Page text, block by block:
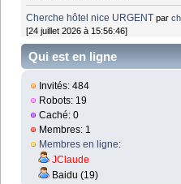
Cherche hôtel nice URGENT par
[24 juillet 2026 à 15:56:46]
Qui est en ligne
Invités: 484
Robots: 19
Caché: 0
Membres: 1
Membres en ligne:
JClaude
Baidu (19)